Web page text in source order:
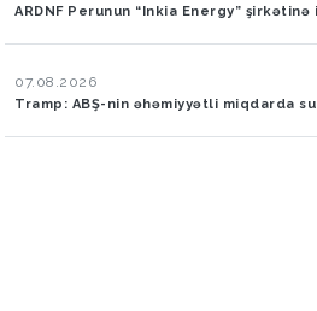
ARDNF Perunun “Inkia Energy”
07.08.2026
Tramp: ABŞ-nin əhəmiyyətli miqdarda